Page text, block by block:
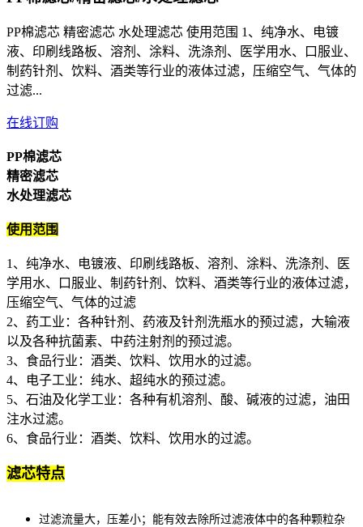
PP棉滤芯 精密滤芯 水处理滤芯 使用范围 1、纯净水、电镀
液、印刷线路板、溶剂、涂料、洗涤剂、医学用水、口服业、
制药针剂、饮料、酒类等行业的液体过滤，压缩空气、气体的
过滤...
在线订购
PP棉滤芯
精密滤芯
水处理滤芯
使用范围
1、纯净水、电镀液、印刷线路板、溶剂、涂料、洗涤剂、医
学用水、口服业、制药针剂、饮料、酒类等行业的液体过滤，
压缩空气、气体的过滤
2、药工业：各种针剂、药液及针剂洗瓶水的预过滤，大输液
以及各种抗菌素、中药注射剂的预过滤。
3、食品行业：酒类、饮料、饮用水的过滤。
4、电子工业：纯水、超纯水的预过滤。
5、石油及化学工业：各种有机溶剂、酸、碱液的过滤，油田
注水过滤。
6、食品行业：酒类、饮料、饮用水的过滤。
滤芯特点
过滤流量大，压差小；能有效去除所过滤液体中的各种颗粒杂